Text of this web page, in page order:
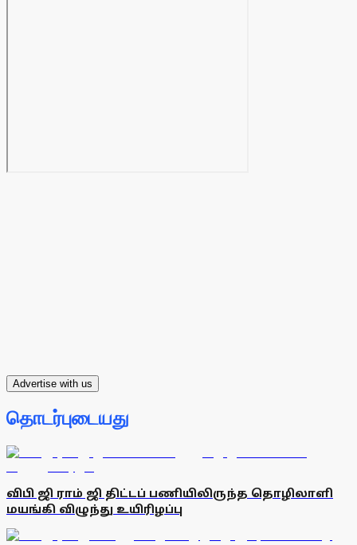
Advertise with us
தொடர்புடையது
விபி ஜி ராம் ஜி திட்டப் பணியிலிருந்த தொழிலாளி
மயங்கி விழுந்து உயிரிழப்பு